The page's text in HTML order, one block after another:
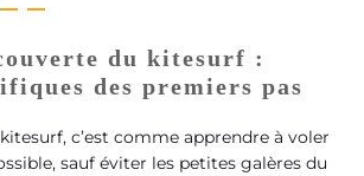
du kitesurf :
des premiers pas
c’est comme apprendre à voler
sauf éviter les petites galères du